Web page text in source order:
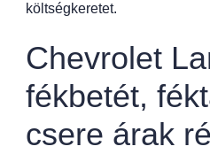
költségkeretet.
Chevrolet
fékbetét,
csere árak